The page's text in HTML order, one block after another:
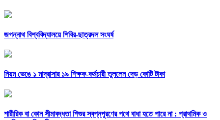
জগন্নাথ বিশ্ববিদ্যালয়ে শিবির-ছাত্রদল সংঘর্ষ
নিয়ম ভেঙে ১ মাদ্রাসার ১৯ শিক্ষক-কর্মচারী তুললেন দেড় কোটি টাকা
শারীরিক বা কোন সীমাবদ্ধতা শিশুর স্বপ্নপূরণের পথে বাধা হতে পারে না : প্রাথমিক ও